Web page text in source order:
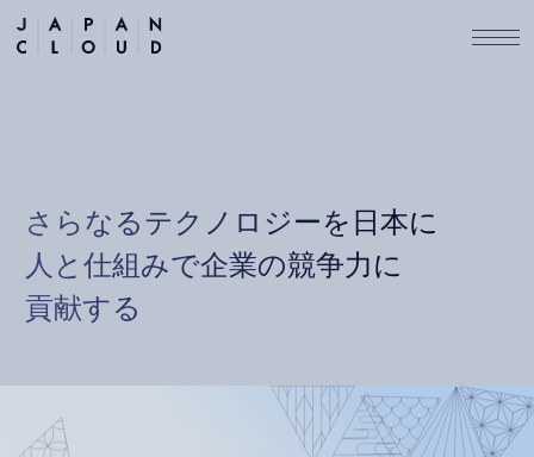
さらなるテクノロジーを日本に
人と仕組みで企業の競争力に
貢献する